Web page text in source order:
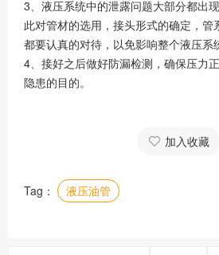
3、液压系统中的泄露问题大部分都出
此对管材的选用，接头形式的确定，管
都要认真的对待，以免影响整个液压系
4、接好之后做好防漏检测，确保压力
隐患的目的。
加入收藏
Tag： 液压油管